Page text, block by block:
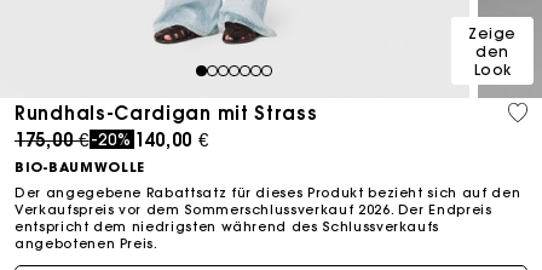
1234567
Zeige
den
Look
Rundhals-Cardigan mit Strass
Price reduced from
175,00 €to
-20% 140,00 €
BIO-BAUMWOLLE
Der angegebene Rabattsatz für dieses Produkt bezieht sich auf den
Verkaufspreis vor dem Sommerschlussverkauf 2026. Der Endpreis
entspricht dem niedrigsten während des Schlussverkaufs
angebotenen Preis.